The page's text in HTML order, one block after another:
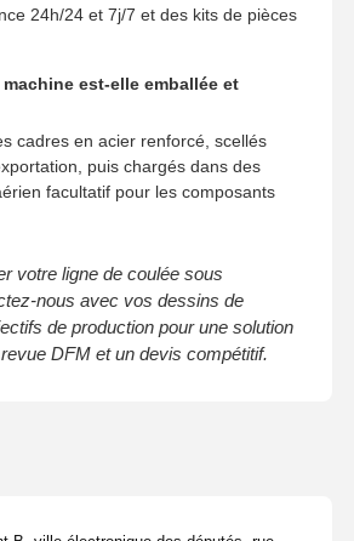
24h/24 et 7j/7 et des kits de pièces
est-elle emballée et
cadres en acier renforcé, scellés
puis chargés dans des
facultatif pour les composants
votre ligne de coulée sous
nous avec vos dessins de
de production pour une solution
DFM et un devis compétitif.